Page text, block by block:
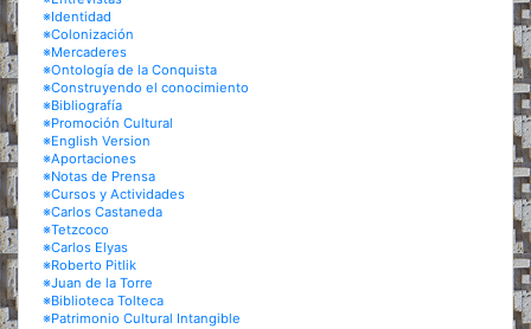
※Identidad
※Colonización
※Mercaderes
※Ontología de la Conquista
※Construyendo el conocimiento
※Bibliografía
※Promoción Cultural
※English Version
※Aportaciones
※Notas de Prensa
※Cursos y Actividades
※Carlos Castaneda
※Tetzcoco
※Carlos Elyas
※Roberto Pitlik
※Juan de la Torre
※Biblioteca Tolteca
※Patrimonio Cultural Intangible